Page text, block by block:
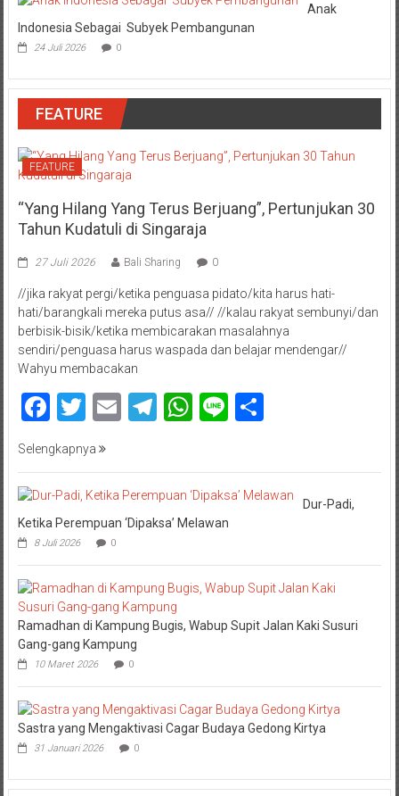
Anak
Indonesia Sebagai Subyek Pembangunan
24 Juli 2026 0
FEATURE
FEATURE
“Yang Hilang Yang Terus Berjuang”, Pertunjukan 30
Tahun Kudatuli di Singaraja
27 Juli 2026 Bali Sharing 0
//jika rakyat pergi/ketika penguasa pidato/kita harus hati-
hati/barangkali mereka putus asa// //kalau rakyat sembunyi/dan
berbisik-bisik/ketika membicarakan masalahnya
sendiri/penguasa harus waspada dan belajar mendengar//
Wahyu membacakan
Facebook
Twitter
EmailTelegram
WhatsApp
LineShare
Selengkapnya
Dur-Padi,
Ketika Perempuan ‘Dipaksa’ Melawan
8 Juli 2026 0
Ramadhan di Kampung Bugis, Wabup Supit Jalan Kaki Susuri
Gang-gang Kampung
10 Maret 2026 0
Sastra yang Mengaktivasi Cagar Budaya Gedong Kirtya
31 Januari 2026 0